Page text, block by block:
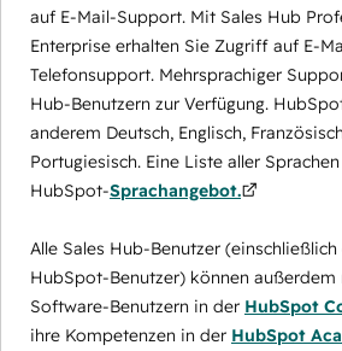
auf E-Mail-Support. Mit Sales Hub
Enterprise erhalten Sie Zugriff auf E-
Telefonsupport. Mehrsprachiger
Hub-Benutzern zur Verfügung.
anderem Deutsch, Englisch,
Portugiesisch. Eine Liste aller
HubSpot-Sprachangebot.
Alle Sales Hub-Benutzer
HubSpot-Benutzer) können außerdem
Software-Benutzern in der HubSpot
ihre Kompetenzen in der HubSpot